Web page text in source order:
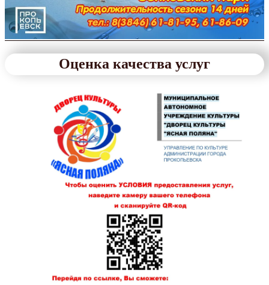
Оценка качества услуг